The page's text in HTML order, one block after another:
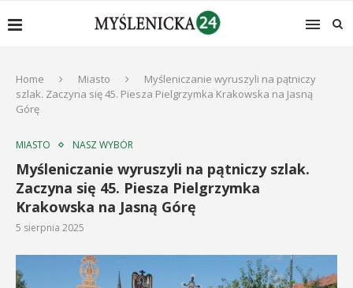
Home Miasto
Myśleniczanie wyruszyli na pątniczy
szlak. Zaczyna się 45. Piesza Pielgrzymka Krakowska na Jasną
Górę
MIASTO NASZ WYBÓR
Myśleniczanie wyruszyli na pątniczy szlak.
Zaczyna się 45. Piesza Pielgrzymka
Krakowska na Jasną Górę
5 sierpnia 2025